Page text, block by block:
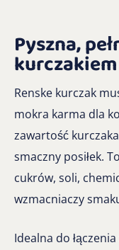
Pyszna,
Renske kurczak
mokra karma dla
zawartość
smaczny posiłek.
cukrów, soli,
wzmacniaczy
Idealna do